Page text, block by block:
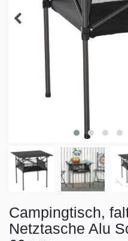
Campingtisch,
Netztasche Alu